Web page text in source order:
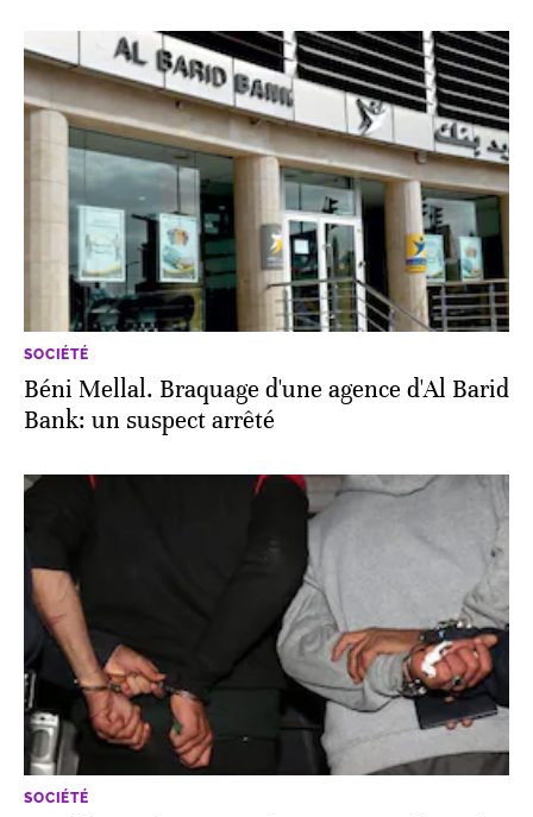
SOCIÉTÉ
Béni Mellal. Braquage d'une agence d'Al Barid
Bank: un suspect arrêté
SOCIÉTÉ